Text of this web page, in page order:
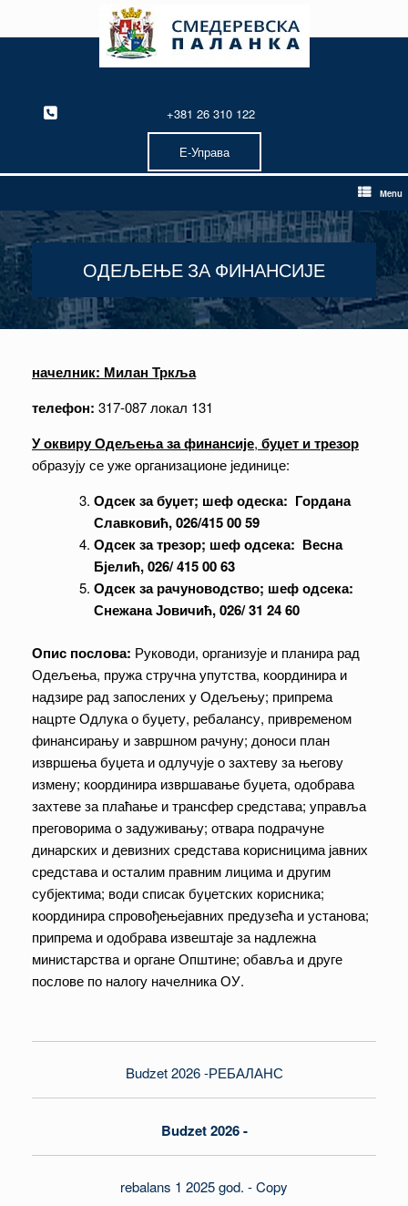
content
+381 26 310 122
Е-Управа
Menu
ОДЕЉЕЊЕ ЗА ФИНАНСИЈЕ
начелник: Милан Тркља
телефон: 317-087 локал 131
У оквиру Одељења за финансије, буџет и трезор
образују се уже организационе јединице:
Одсек за буџет; шеф одеска: Гордана
Славковић, 026/415 00 59
Одсек за трезор; шеф одсека: Весна
Бјелић, 026/ 415 00 63
Одсек за рачуноводство; шеф одсека:
Снежана Јовичић, 026/ 31 24 60
Опис послова: Руководи, организује и планира рад
Одељења, пружа стручна упутства, координира и
надзире рад запослених у Одељењу; припрема
нацрте Одлука о буџету, ребалансу, привременом
финансирању и завршном рачуну; доноси план
извршења буџета и одлучује о захтеву за његову
измену; координира извршавање буџета, одобрава
захтеве за плаћање и трансфер средстава; управља
преговорима о задуживању; отвара подрачуне
динарских и девизних средстава корисницима јавних
средстава и осталим правним лицима и другим
субјектима; води списак буџетских корисника;
координира спровођењејавних предузећа и установа;
припрема и одобрава извештаје за надлежна
министарства и органе Општине; обавља и друге
послове по налогу начелника ОУ.
Budzet 2026 -РЕБАЛАНС
Budzet 2026 -
rebalans 1 2025 god. - Copy